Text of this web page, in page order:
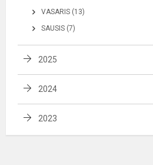
VASARIS (13)
SAUSIS (7)
2025
2024
2023